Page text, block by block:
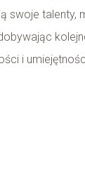
swoje talenty,
i